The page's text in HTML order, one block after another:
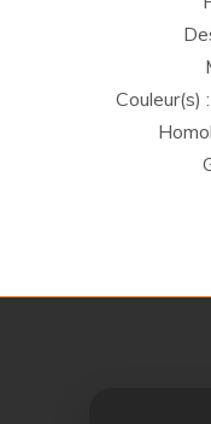
Couleur(s)